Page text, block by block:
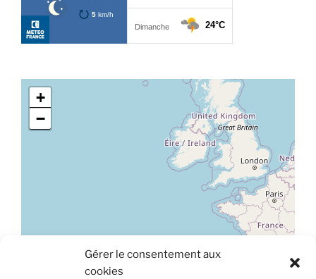
Gérer le consentement aux
cookies
+
−
Leaflet|© OpenStreetMap